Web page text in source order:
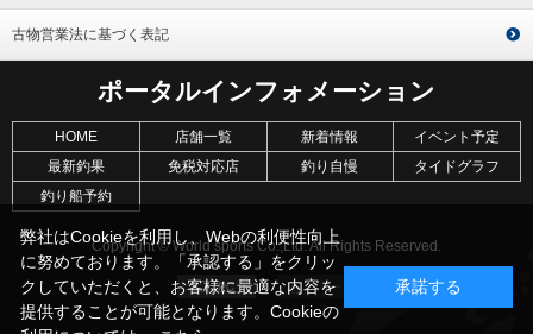
古物営業法に基づく表記
ポータルインフォメーション
HOME 店舗一覧 新着情報
イベント予定
最新釣果
免税対応店 釣り自慢
タイドグラフ
釣り船予約
Copyright © World sports Co.,Ltd. All Rights Reserved.
弊社はCookieを利用し、Webの利便性向上
に努めております。「承認する」をクリッ
クしていただくと、お客様に最適な内容を
提供することが可能となります。Cookieの
承諾する